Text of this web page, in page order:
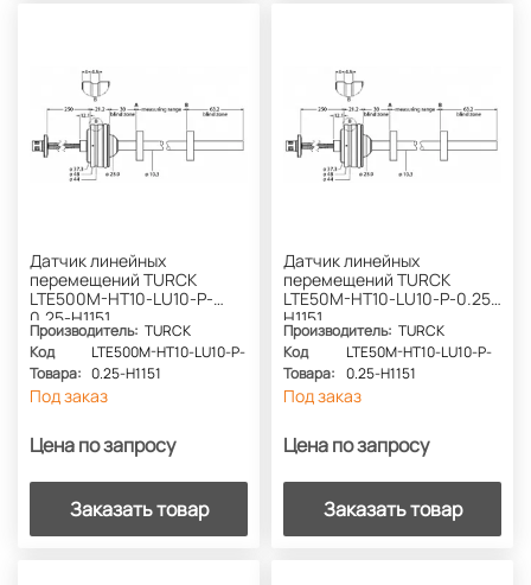
Датчик линейных
перемещений TURCK
LTE500M-HT10-LU10-P-
0.25-H1151
Производитель: TURCK
Код
Товара:
LTE500M-HT10-LU10-P-
0.25-H1151
Под заказ
Цена по запросу
Заказать товар
Датчик линейных
перемещений TURCK
LTE50M-HT10-LU10-P-0.25-
H1151
Производитель: TURCK
Код
Товара:
LTE50M-HT10-LU10-P-
0.25-H1151
Под заказ
Цена по запросу
Заказать товар